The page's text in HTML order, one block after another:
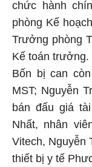
chức hành
phòng Kế
Trưởng phòng
Kế toán trưởng.
Bốn bị can
MST; Nguyễn
bán đấu giá
Nhất, nhân
Vitech, Nguyễn
thiết bị y tế